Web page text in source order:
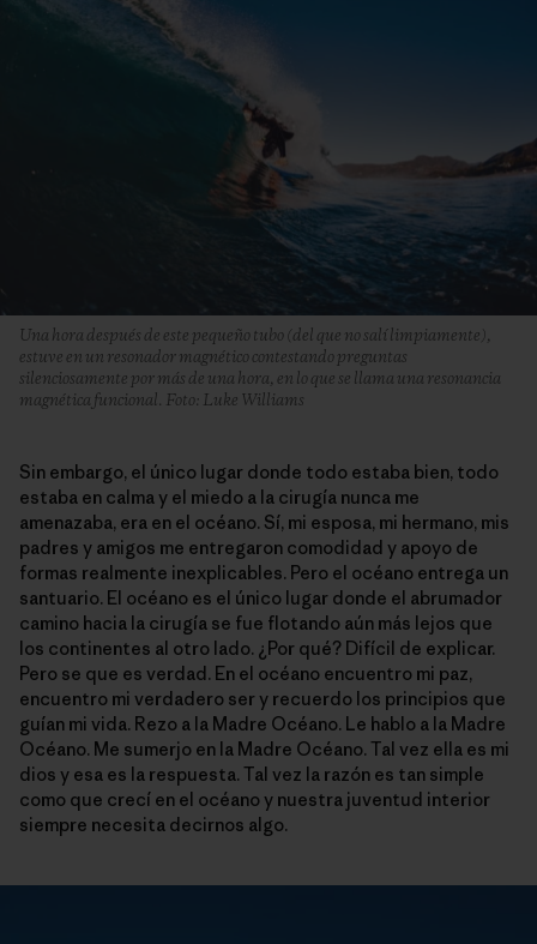
Una hora después de este pequeño tubo (del que no salí limpiamente),
estuve en un resonador magnético contestando preguntas
silenciosamente por más de una hora, en lo que se llama una resonancia
magnética funcional. Foto: Luke Williams
Sin embargo, el único lugar donde todo estaba bien, todo
estaba en calma y el miedo a la cirugía nunca me
amenazaba, era en el océano. Sí, mi esposa, mi hermano, mis
padres y amigos me entregaron comodidad y apoyo de
formas realmente inexplicables. Pero el océano entrega un
santuario. El océano es el único lugar donde el abrumador
camino hacia la cirugía se fue flotando aún más lejos que
los continentes al otro lado. ¿Por qué? Difícil de explicar.
Pero se que es verdad. En el océano encuentro mi paz,
encuentro mi verdadero ser y recuerdo los principios que
guían mi vida. Rezo a la Madre Océano. Le hablo a la Madre
Océano. Me sumerjo en la Madre Océano. Tal vez ella es mi
dios y esa es la respuesta. Tal vez la razón es tan simple
como que crecí en el océano y nuestra juventud interior
siempre necesita decirnos algo.